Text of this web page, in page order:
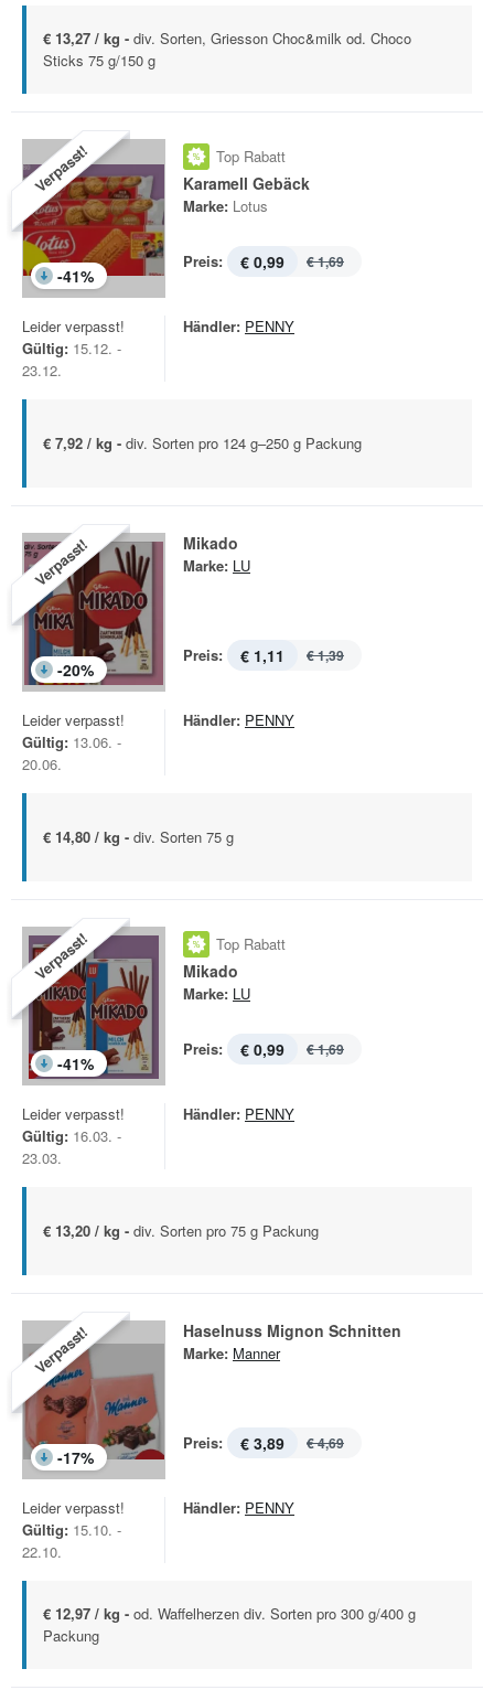
€ 13,27 / kg - div. Sorten, Griesson Choc&milk od. Choco
Sticks 75 g/150 g
Verpasst!
-41%
Top Rabatt
Karamell Gebäck
Marke: Lotus
Preis: € 0,99 € 1,69
Leider verpasst!
Gültig: 15.12. -
23.12.
Händler: PENNY
€ 7,92 / kg - div. Sorten pro 124 g–250 g Packung
Verpasst!
-20%
Mikado
Marke: LU
Preis: € 1,11 € 1,39
Leider verpasst!
Gültig: 13.06. -
20.06.
Händler: PENNY
€ 14,80 / kg - div. Sorten 75 g
Verpasst!
-41%
Top Rabatt
Mikado
Marke: LU
Preis: € 0,99 € 1,69
Leider verpasst!
Gültig: 16.03. -
23.03.
Händler: PENNY
€ 13,20 / kg - div. Sorten pro 75 g Packung
Verpasst!
-17%
Haselnuss Mignon Schnitten
Marke: Manner
Preis: € 3,89 € 4,69
Leider verpasst!
Gültig: 15.10. -
22.10.
Händler: PENNY
€ 12,97 / kg - od. Waffelherzen div. Sorten pro 300 g/400 g
Packung